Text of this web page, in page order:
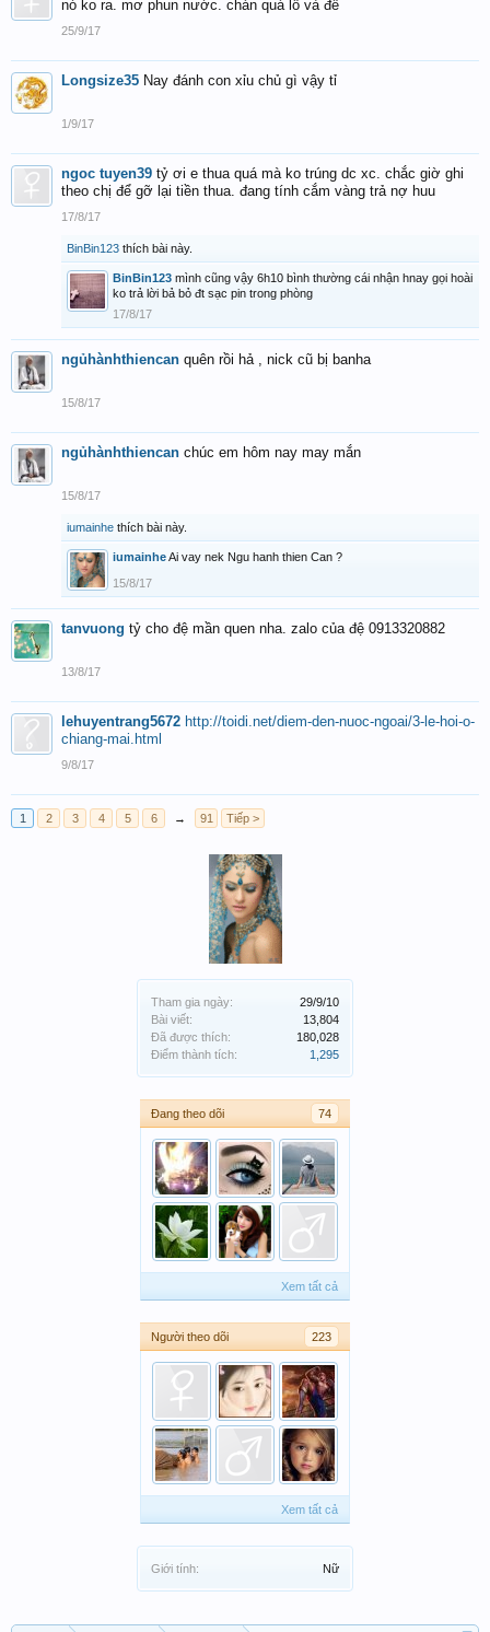
Tham gia ngày:
29/9/10
Bài viết:
13,804
Đã được thích:
180,028
Điểm thành tích:
1,295
Đang theo dõi 74
Xem tất cả
Người theo dõi 223
Xem tất cả
Giới tính: Nữ
nó ko ra. mơ phun nước. chán quá lô và đề
25/9/17
Longsize35 Nay đánh con xỉu chủ gì vậy tỉ
1/9/17
ngoc tuyen39 tỷ ơi e thua quá mà ko trúng dc xc. chắc giờ ghi
theo chị để gỡ lại tiền thua. đang tính cắm vàng trả nợ huu
17/8/17
BinBin123 thích bài này.
BinBin123 mình cũng vậy 6h10 bình thường cái nhận hnay gọi hoài
ko trả lời bả bỏ đt sạc pin trong phòng
17/8/17
ngủhànhthiencan quên rồi hả , nick cũ bị banha
15/8/17
ngủhànhthiencan chúc em hôm nay may mắn
15/8/17
iumainhe thích bài này.
iumainheAi vay nek Ngu hanh thien Can ?
15/8/17
tanvuong tỷ cho đệ mần quen nha. zalo của đệ 0913320882
13/8/17
lehuyentrang5672 http://toidi.net/diem-den-nuoc-ngoai/3-le-hoi-o-
chiang-mai.html
9/8/17
1 2 3 4 5 6 → 91 Tiếp >